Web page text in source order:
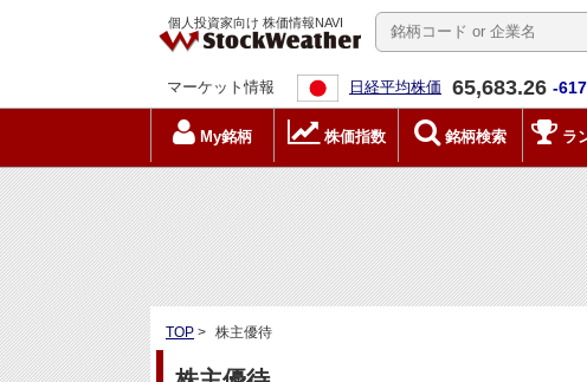
個人投資家向け 株価情報NAVI
マーケット情報 日経平均株価 65,683.26 -
My銘柄 株価指数 銘柄検索 ラ
TOP > 株主優待